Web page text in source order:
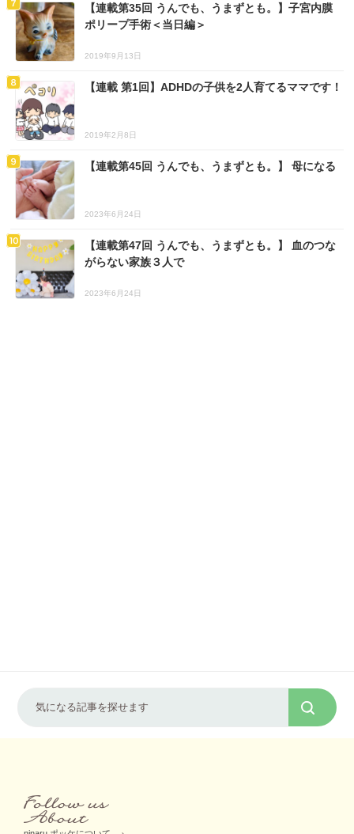
【連載第35回 うんでも、うまずとも。】子宮内膜
ポリープ手術＜当日編＞
2019年9月13日
【連載 第1回】ADHDの子供を2人育てるママです！
2019年2月8日
【連載第45回 うんでも、うまずとも。】 母になる
2023年6月24日
【連載第47回 うんでも、うまずとも。】 血のつな
がらない家族３人で
2023年6月24日